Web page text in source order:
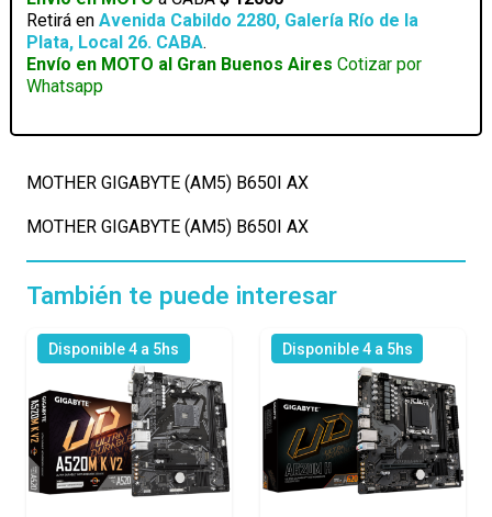
Retirá enAvenida Cabildo 2280, Galería Río de la
Plata, Local 26. CABA.
Envío en MOTO al Gran Buenos Aires Cotizar por
Whatsapp
MOTHER GIGABYTE (AM5) B650I AX
MOTHER GIGABYTE (AM5) B650I AX
También te puede interesar
Disponible 4 a 5hs Disponible 4 a 5hs